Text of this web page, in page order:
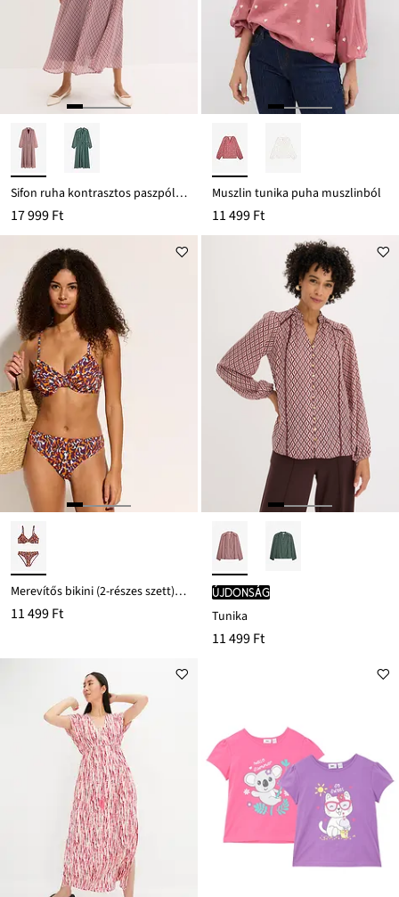
Sifon ruha kontrasztos paszpóllal
17 999 Ft
Muszlin tunika puha muszlinból
11 499 Ft
Merevítős bikini (2-részes szett), magas combkivágással
11 499 Ft
újdonság
Tunika
11 499 Ft